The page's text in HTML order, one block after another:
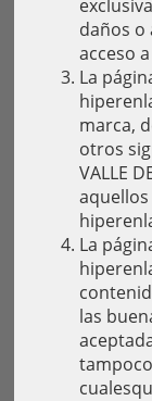
daños o
acceso
La
marca,
otros
VALLE
La
las